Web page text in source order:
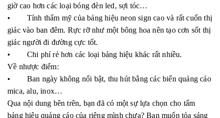
giờ cao hơn các loại bóng đèn led, sợi tóc…
• Tính thẩm mỹ của bảng hiệu neon sign cao và rất cuốn thị
giác vào ban đêm. Rực rỡ như một bông hoa nên tạo cơn sốt thị
giác người đi đường cực tốt.
• Chi phí rẻ hơn các loại bảng hiệu khác rất nhiều.
Về nhược điểm:
• Ban ngày không nổi bật, thu hút bằng các biển quảng cáo
mica, alu, inox…
Qua nội dung bên trên, bạn đã có một sự lựa chọn cho tấm
bảng hiệu quảng cáo của riêng mình chưa? Bạn muốn tỏa sáng